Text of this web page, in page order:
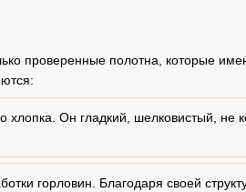
проверенные полотна, которые
хлопка. Он гладкий, шелковистый, не
горловин. Благодаря своей